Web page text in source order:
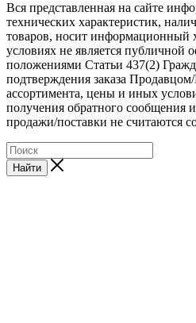
Вся представленная на сайте
технических характеристик,
товаров, носит информационный
условиях не является публичной
положениями Статьи 437(2)
подтверждения заказа
ассортимента, цены и иных
получения обратного сообщения
продажи/поставки не считаются
Найти